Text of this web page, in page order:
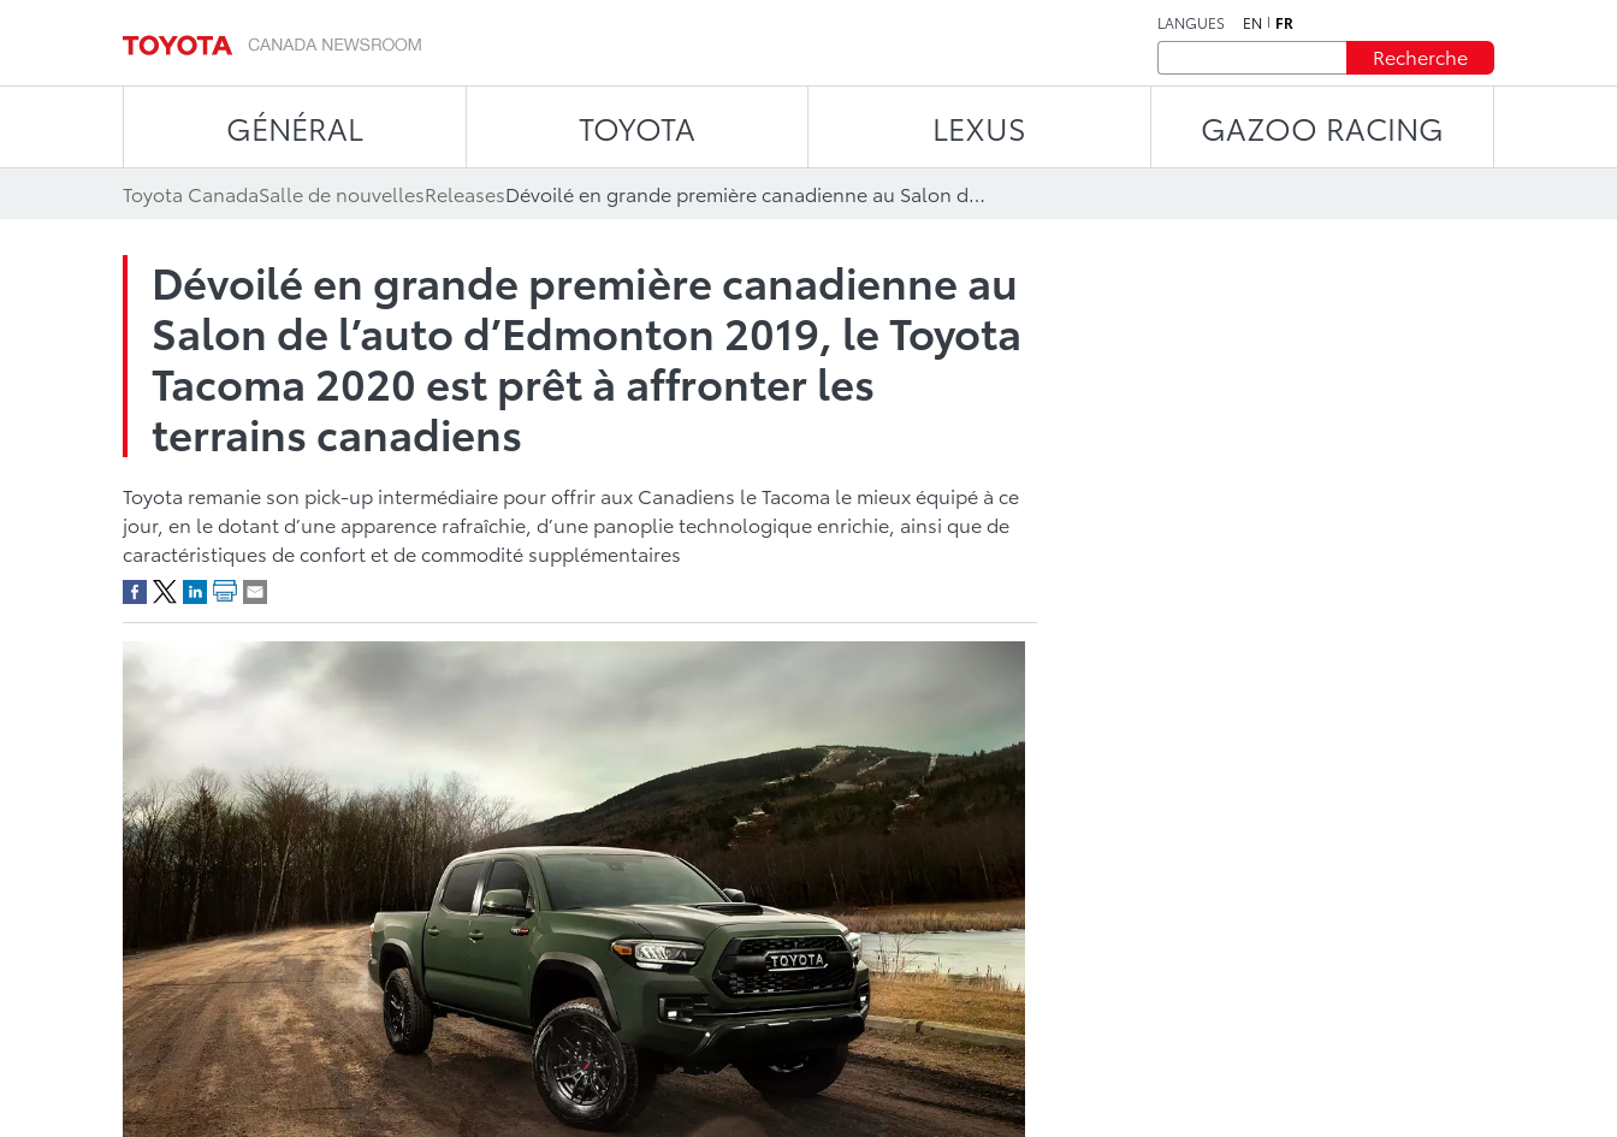
LANGUES EN FR
Recherche
GÉNÉRAL TOYOTA LEXUS GAZOO RACING
Toyota CanadaSalle de nouvellesReleases Dévoilé en grande première canadienne au Salon de l’auto d’Edmonton 2019, le Toyota Tacoma 2020 est prêt à affronter les terrains canadiens
Dévoilé en grande première canadienne au
Salon de l’auto d’Edmonton 2019, le Toyota
Tacoma 2020 est prêt à affronter les
terrains canadiens
Toyota remanie son pick-up intermédiaire pour offrir aux Canadiens le Tacoma le mieux équipé à ce
jour, en le dotant d’une apparence rafraîchie, d’une panoplie technologique enrichie, ainsi que de
caractéristiques de confort et de commodité supplémentaires